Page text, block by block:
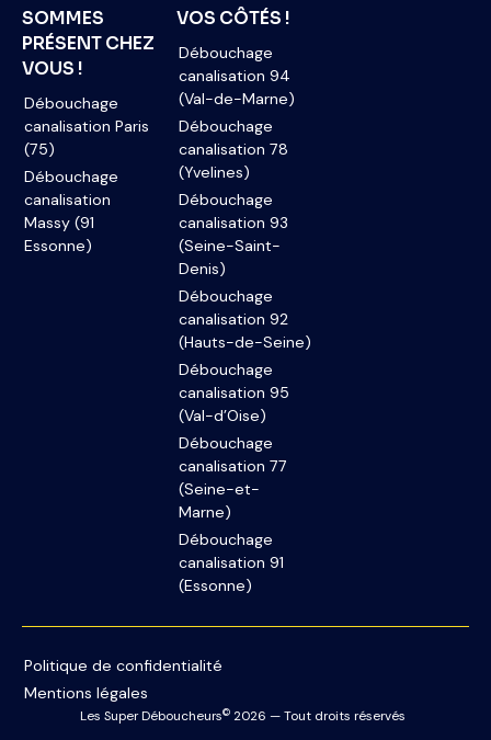
SOMMES
PRÉSENT CHEZ
VOUS !
Débouchage
canalisation Paris
(75)
Débouchage
canalisation
Massy (91
Essonne)
VOS CÔTÉS !
Débouchage
canalisation 94
(Val-de-Marne)
Débouchage
canalisation 78
(Yvelines)
Débouchage
canalisation 93
(Seine-Saint-
Denis)
Débouchage
canalisation 92
(Hauts-de-Seine)
Débouchage
canalisation 95
(Val-d’Oise)
Débouchage
canalisation 77
(Seine-et-
Marne)
Débouchage
canalisation 91
(Essonne)
Politique de confidentialité
Mentions légales
Les Super Déboucheurs©2026 — Tout droits réservés